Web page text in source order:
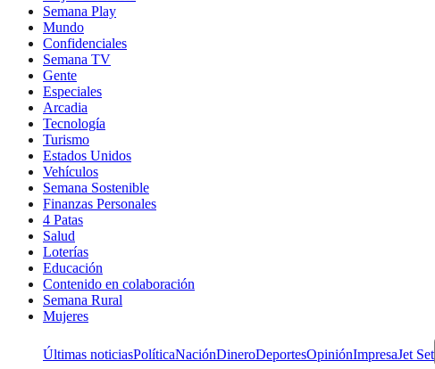
Semana Play
Mundo
Confidenciales
Semana TV
Gente
Especiales
Arcadia
Tecnología
Turismo
Estados Unidos
Vehículos
Semana Sostenible
Finanzas Personales
4 Patas
Salud
Loterías
Educación
Contenido en colaboración
Semana Rural
Mujeres
Últimas noticiasPolíticaNaciónDineroDeportesOpiniónImpresaJet Set